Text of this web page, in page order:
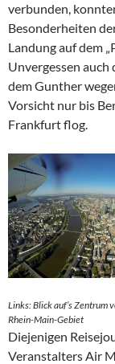
verbunden,
Besonderheiten
Landung auf dem
Unvergessen
dem Gunther
Vorsicht nur bis
Frankfurt flog.
Links: Blick auf’s Zentrum
Rhein-Main-Gebiet
Diejenigen
Veranstalters Air